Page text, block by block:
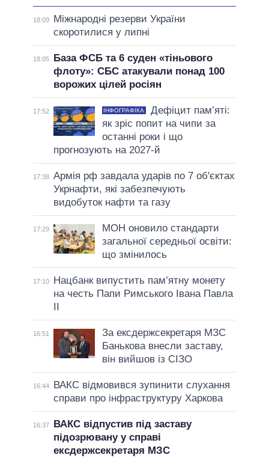
18:09
Міжнародні резерви України
скоротилися у липні
18:05
База ФСБ та 6 суден «тіньового
флоту»: СБС атакували понад 100
ворожих цілей росіян
17:52 ІНФОГРАФІКА
Дефіцит пам’яті:
як зріс попит на чипи за
останні роки і що
прогнозують на 2027-й
17:38 Армія рф завдала ударів по 7 об'єктах
Укрнафти, які забезпечують
видобуток нафти та газу
17:29
МОН оновило стандарти
загальної середньої освіти:
що змінилось
17:10
Нацбанк випустить пам’ятну монету
на честь Папи Римського Івана Павла
16:51
За ексдержсекретаря МЗС
Банькова внесли заставу,
він вийшов із СІЗО
16:44
ВАКС відмовився зупинити слухання
справи про інфраструктуру Харкова
16:37
ВАКС відпустив під заставу
підозрювану у справі
ексдержсекретаря МЗС